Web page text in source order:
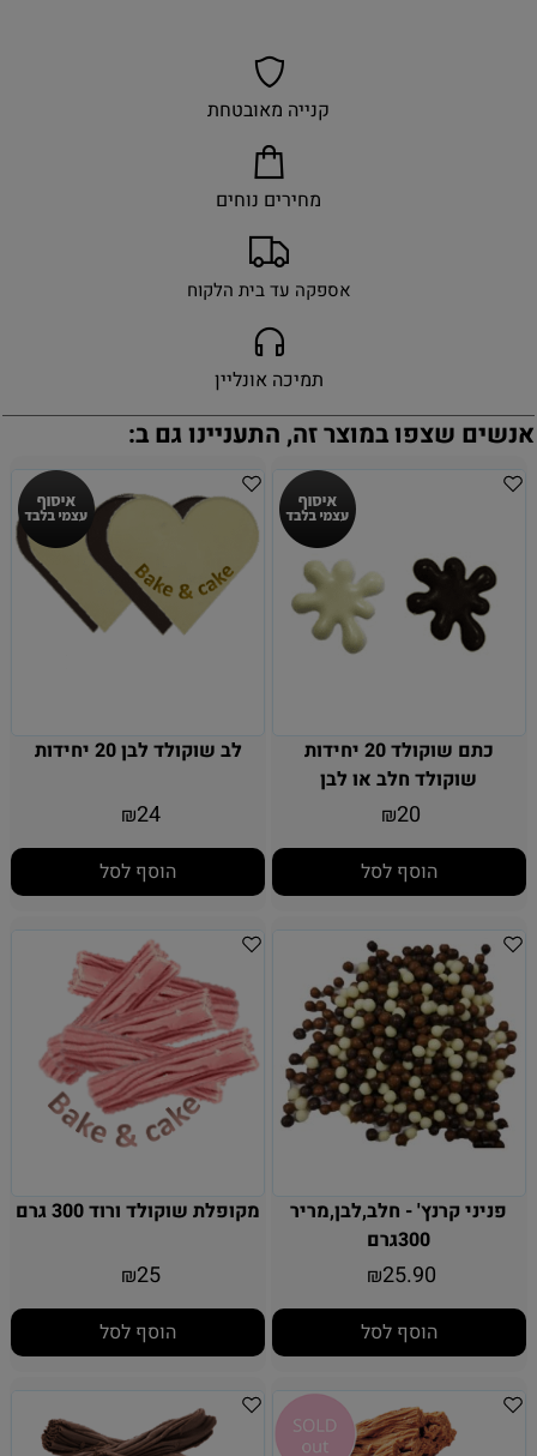
קנייה מאובטחת
מחירים נוחים
אספקה עד בית הלקוח
תמיכה אונליין
אנשים שצפו במוצר זה, התעניינו גם ב:
כתם שוקולד 20 יחידות
שוקולד חלב או לבן
₪20
הוסף לסל
לב שוקולד לבן 20 יחידות
₪24
הוסף לסל
פניני קרנץ' - חלב,לבן,מריר
300גרם
₪25.90
הוסף לסל
מקופלת שוקולד ורוד 300 גרם
₪25
הוסף לסל